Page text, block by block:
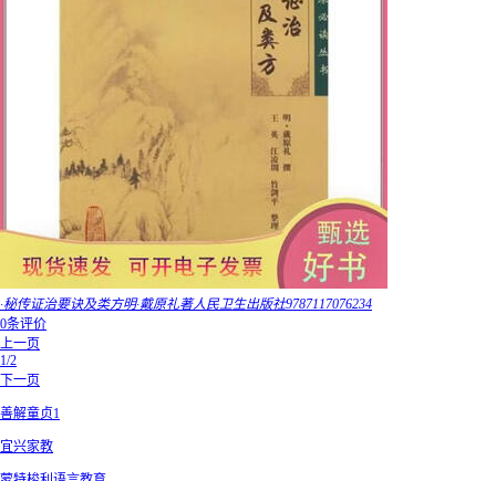
·秘传证治要诀及类方明·戴原礼著人民卫生出版社9787117076234
0条评价
上一页
1/2
下一页
善解童贞1
宜兴家教